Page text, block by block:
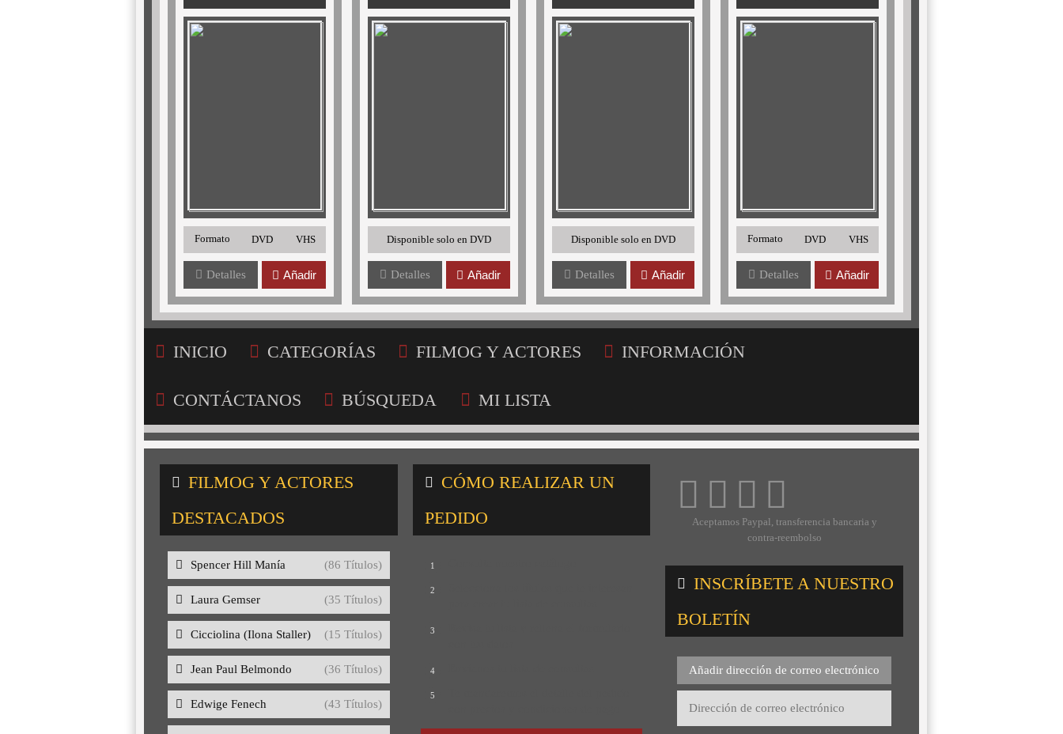
Formato DVD VHS
Detalles Añadir
Disponible solo en DVD
Detalles Añadir
Disponible solo en DVD
Detalles Añadir
Formato DVD VHS
Detalles Añadir
INICIO CATEGORÍAS FILMOG Y ACTORES INFORMACIÓN
CONTÁCTANOS BÚSQUEDA MI LISTA
FILMOG Y ACTORES
DESTACADOS
Spencer Hill Manía (86 Títulos)
Laura Gemser (35 Títulos)
Cicciolina (Ilona Staller) (15 Títulos)
Jean Paul Belmondo (36 Títulos)
Edwige Fenech (43 Títulos)
CÓMO REALIZAR UN
PEDIDO
1
2
3
4
5
Aceptamos Paypal, transferencia bancaria y
contra-reembolso
INSCRÍBETE A NUESTRO
BOLETÍN
Añadir dirección de correo electrónico